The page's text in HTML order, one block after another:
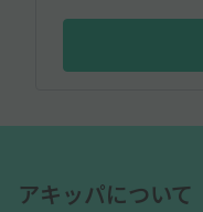
アキッパについて